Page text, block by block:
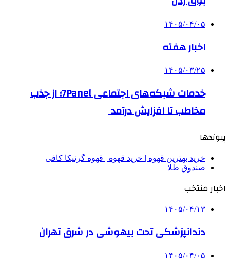
۱۴۰۵/۰۴/۰۵
اخبار هفته
۱۴۰۵/۰۳/۲۵
خدمات شبکه‌های اجتماعی 7Panel؛ از جذب
مخاطب تا افزایش درآمد
پیوندها
خرید بهترین قهوه | خرید قهوه | قهوه گرنیکا کافی
صندوق طلا
اخبار منتخب
۱۴۰۵/۰۴/۱۳
دندانپزشکی تحت بیهوشی در شرق تهران
۱۴۰۵/۰۴/۰۵